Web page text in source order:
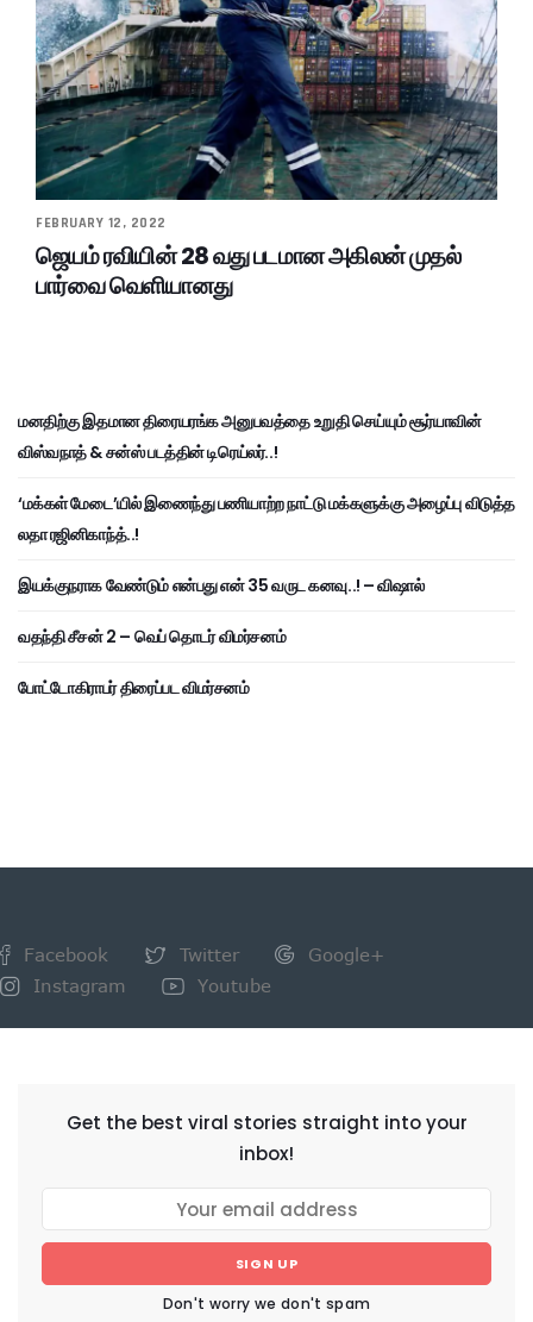
FEBRUARY 12, 2022
ஜெயம் ரவியின் 28 வது படமான அகிலன் முதல்
பார்வை வெளியானது
மனதிற்கு இதமான திரையரங்க அனுபவத்தை உறுதி செய்யும் சூர்யாவின்
விஸ்வநாத் & சன்ஸ் படத்தின் டிரெய்லர்..!
‘மக்கள் மேடை’யில் இணைந்து பணியாற்ற நாட்டு மக்களுக்கு அழைப்பு விடுத்த
லதா ரஜினிகாந்த்..!
இயக்குநராக வேண்டும் என்பது என் 35 வருட கனவு..! – விஷால்
வதந்தி சீசன் 2 – வெப் தொடர் விமர்சனம்
போட்டோகிராபர் திரைப்பட விமர்சனம்
Facebook Twitter
Google+
Instagram
Youtube
Get the best viral stories straight into your
inbox!
SIGN UP
Don't worry we don't spam